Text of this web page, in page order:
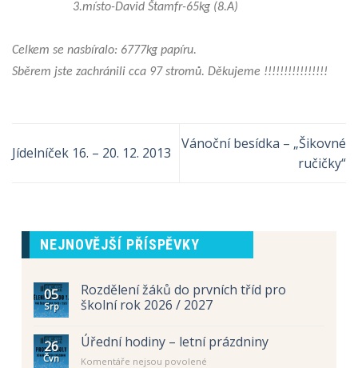
3.místo-David Štamfr-65kg (8.A)
Celkem se nasbíralo: 6777kg papíru.
Sběrem jste zachránili cca 97 stromů. Děkujeme !!!!!!!!!!!!!!!!
Jídelníček 16. – 20. 12. 2013
Vánoční besídka – „Šikovné
ručičky“
NEJNOVĚJŠÍ PŘÍSPĚVKY
05
Srp
Rozdělení žáků do prvních tříd pro
školní rok 2026 / 2027
26
Čvn
Úřední hodiny – letní prázdniny
Komentáře nejsou povolené